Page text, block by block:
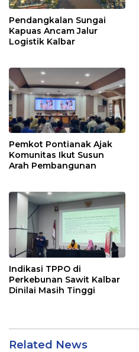
Pendangkalan Sungai
Kapuas Ancam Jalur
Logistik Kalbar
Pemkot Pontianak Ajak
Komunitas Ikut Susun
Arah Pembangunan
Indikasi TPPO di
Perkebunan Sawit Kalbar
Dinilai Masih Tinggi
Related News